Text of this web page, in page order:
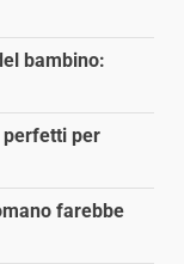
bambino:
per
farebbe